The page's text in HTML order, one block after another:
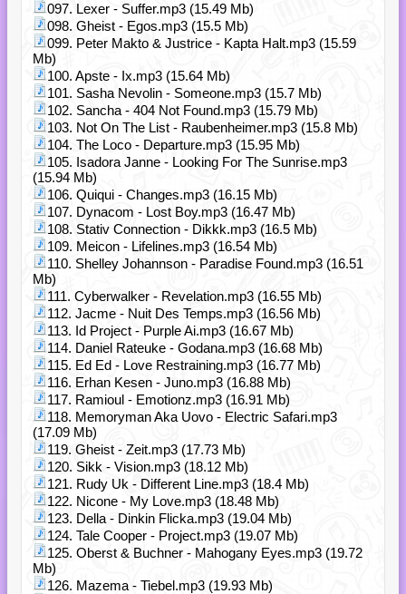
097. Lexer - Suffer.mp3 (15.49 Mb)
098. Gheist - Egos.mp3 (15.5 Mb)
099. Peter Makto & Justrice - Kapta Halt.mp3 (15.59
Mb)
100. Apste - Ix.mp3 (15.64 Mb)
101. Sasha Nevolin - Someone.mp3 (15.7 Mb)
102. Sancha - 404 Not Found.mp3 (15.79 Mb)
103. Not On The List - Raubenheimer.mp3 (15.8 Mb)
104. The Loco - Departure.mp3 (15.95 Mb)
105. Isadora Janne - Looking For The Sunrise.mp3
(15.94 Mb)
106. Quiqui - Changes.mp3 (16.15 Mb)
107. Dynacom - Lost Boy.mp3 (16.47 Mb)
108. Stativ Connection - Dikkk.mp3 (16.5 Mb)
109. Meicon - Lifelines.mp3 (16.54 Mb)
110. Shelley Johannson - Paradise Found.mp3 (16.51
Mb)
111. Cyberwalker - Revelation.mp3 (16.55 Mb)
112. Jacme - Nuit Des Temps.mp3 (16.56 Mb)
113. Id Project - Purple Ai.mp3 (16.67 Mb)
114. Daniel Rateuke - Godana.mp3 (16.68 Mb)
115. Ed Ed - Love Restraining.mp3 (16.77 Mb)
116. Erhan Kesen - Juno.mp3 (16.88 Mb)
117. Ramioul - Emotionz.mp3 (16.91 Mb)
118. Memoryman Aka Uovo - Electric Safari.mp3
(17.09 Mb)
119. Gheist - Zeit.mp3 (17.73 Mb)
120. Sikk - Vision.mp3 (18.12 Mb)
121. Rudy Uk - Different Line.mp3 (18.4 Mb)
122. Nicone - My Love.mp3 (18.48 Mb)
123. Della - Dinkin Flicka.mp3 (19.04 Mb)
124. Tale Cooper - Project.mp3 (19.07 Mb)
125. Oberst & Buchner - Mahogany Eyes.mp3 (19.72
Mb)
126. Mazema - Tiebel.mp3 (19.93 Mb)